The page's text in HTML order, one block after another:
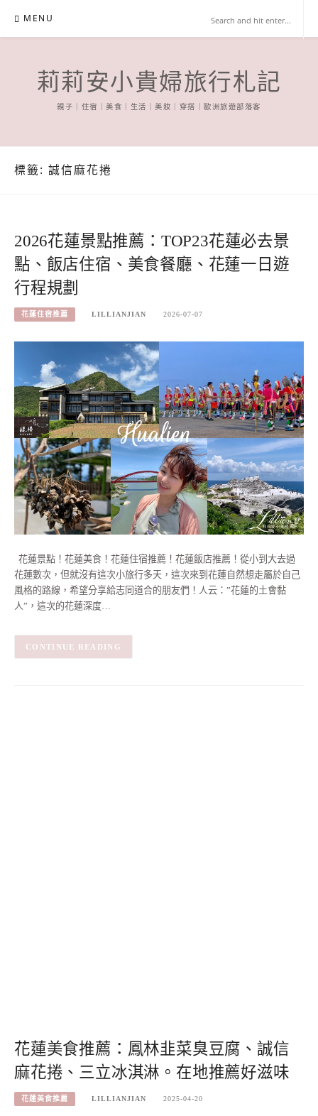
content
MENU
莉莉安小貴婦旅行札記
親子｜住宿｜美食｜生活｜美妝｜穿搭｜歐洲旅遊部落客
標籤: 誠信麻花捲
2026花蓮景點推薦：TOP23花蓮必去景
點、飯店住宿、美食餐廳、花蓮一日遊
行程規劃
花蓮住宿推薦 LILLIANJIAN 2026-07-07
花蓮景點！花蓮美食！花蓮住宿推薦！花蓮飯店推薦！從小到大去過
花蓮數次，但就沒有這次小旅行多天，這次來到花蓮自然想走屬於自己
風格的路線，希望分享給志同道合的朋友們！人云：”花蓮的土會黏
人”，這次的花蓮深度…
CONTINUE READING
花蓮美食推薦：鳳林韭菜臭豆腐、誠信
麻花捲、三立冰淇淋。在地推薦好滋味
花蓮美食推薦 LILLIANJIAN 2025-04-20